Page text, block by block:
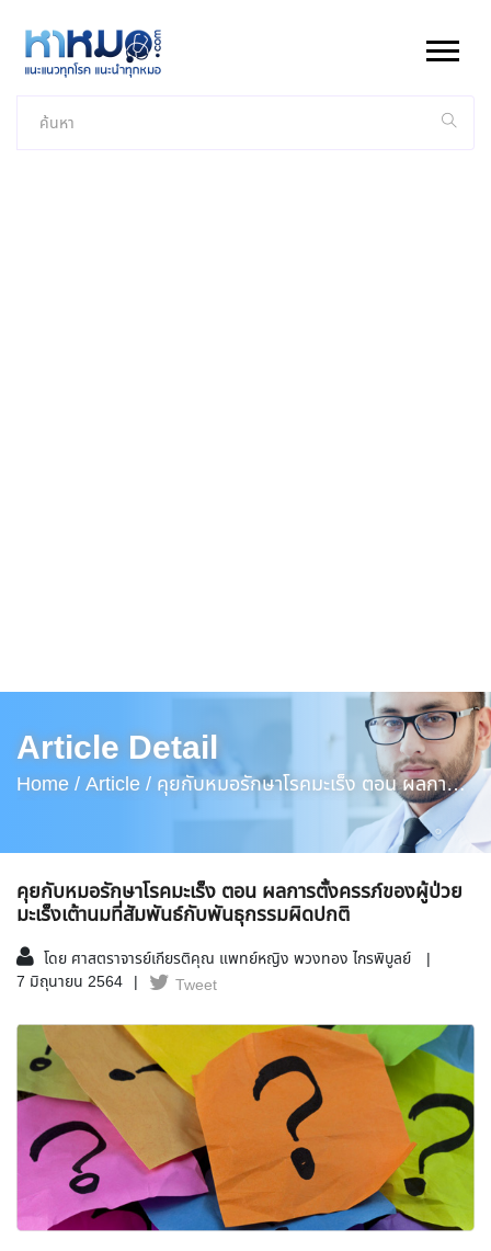
Article Detail
Home /Article / คุยกับหมอรักษาโรคมะเร็ง ตอน ผลการ
ตั้งครรภ์ของผู้ป่วยมะเร็งเต้านมที่สัมพันธ์กับพันธุกรรมผิด
ปกติ
คุยกับหมอรักษาโรคมะเร็ง ตอน ผลการตั้งครรภ์ของผู้ป่วย
มะเร็งเต้านมที่สัมพันธ์กับพันธุกรรมผิดปกติ
โดย ศาสตราจารย์เกียรติคุณ แพทย์หญิง พวงทอง ไกรพิบูลย์
7 มิถุนายน 2564
Tweet